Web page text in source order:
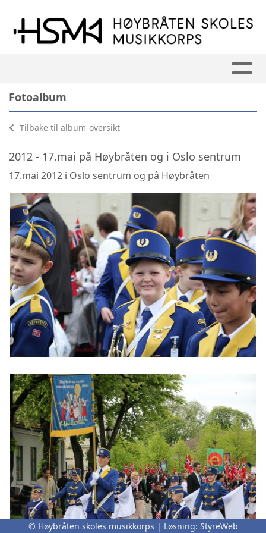
Fotoalbum
Tilbake til album-oversikt
2012 - 17.mai på Høybråten og i Oslo sentrum
17.mai 2012 i Oslo sentrum og på Høybråten
© Høybråten skoles musikkorps | Løsning: StyreWeb